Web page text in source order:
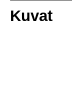
Kuvat